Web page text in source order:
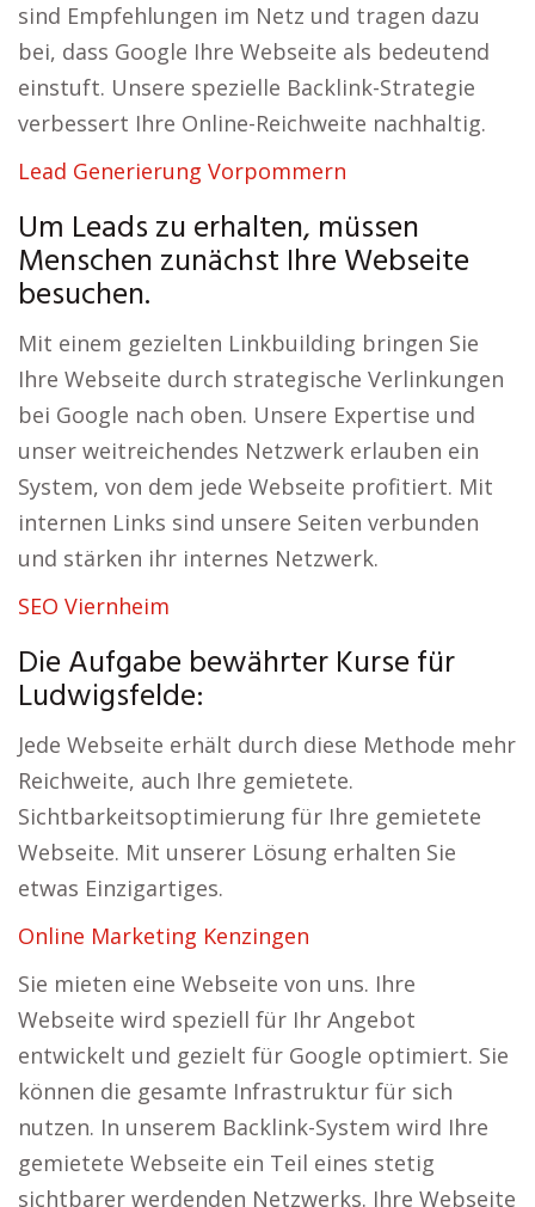
sind Empfehlungen im Netz und tragen dazu
bei, dass Google Ihre Webseite als bedeutend
einstuft. Unsere spezielle Backlink-Strategie
verbessert Ihre Online-Reichweite nachhaltig.
Lead Generierung Vorpommern
Um Leads zu erhalten, müssen
Menschen zunächst Ihre Webseite
besuchen.
Mit einem gezielten Linkbuilding bringen Sie
Ihre Webseite durch strategische Verlinkungen
bei Google nach oben. Unsere Expertise und
unser weitreichendes Netzwerk erlauben ein
System, von dem jede Webseite profitiert. Mit
internen Links sind unsere Seiten verbunden
und stärken ihr internes Netzwerk.
SEO Viernheim
Die Aufgabe bewährter Kurse für
Ludwigsfelde:
Jede Webseite erhält durch diese Methode mehr
Reichweite, auch Ihre gemietete.
Sichtbarkeitsoptimierung für Ihre gemietete
Webseite. Mit unserer Lösung erhalten Sie
etwas Einzigartiges.
Online Marketing Kenzingen
Sie mieten eine Webseite von uns. Ihre
Webseite wird speziell für Ihr Angebot
entwickelt und gezielt für Google optimiert. Sie
können die gesamte Infrastruktur für sich
nutzen. In unserem Backlink-System wird Ihre
gemietete Webseite ein Teil eines stetig
sichtbarer werdenden Netzwerks. Ihre Webseite